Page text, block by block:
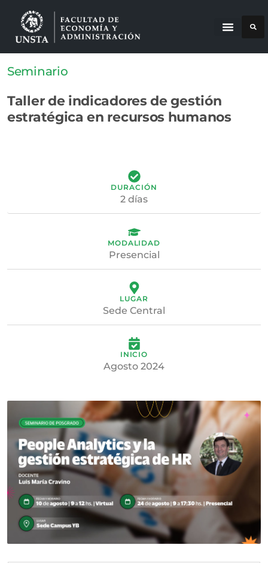
Seminario
Taller de indicadores de gestión
estratégica en recursos humanos
DURACIÓN
2 días
MODALIDAD
Presencial
LUGAR
Sede Central
INICIO
Agosto 2024